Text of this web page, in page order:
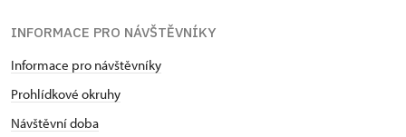
INFORMACE PRO NÁVŠTĚVNÍKY
Informace pro návštěvníky
Prohlídkové okruhy
Návštěvní doba